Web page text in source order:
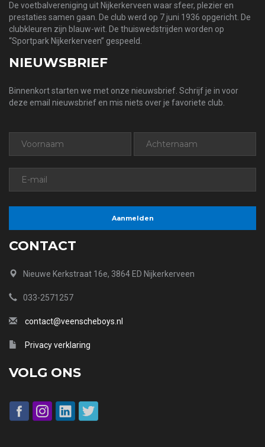
De voetbalvereniging uit Nijkerkerveen waar sfeer, plezier en
prestaties samen gaan. De club werd op 7 juni 1936 opgericht. De
clubkleuren zijn blauw-wit. De thuiswedstrijden worden op
“Sportpark Nijkerkerveen” gespeeld.
NIEUWSBRIEF
Binnenkort starten we met onze nieuwsbrief. Schrijf je in voor
deze email nieuwsbrief en mis niets over je favoriete club.
CONTACT
Nieuwe Kerkstraat 16e, 3864 ED Nijkerkerveen
033-2571257
contact@veenscheboys.nl
Privacy verklaring
VOLG ONS